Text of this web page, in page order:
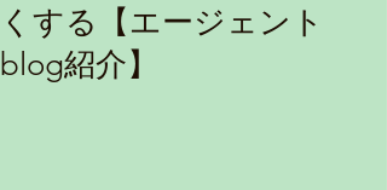
くする【エージェント
blog紹介】